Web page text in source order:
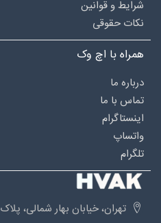
شرایط و قوانین
نکات حقوقی
همراه با اچ وک
درباره‌ ما
تماس با ما
اینستاگرام
واتساپ
تلگرام
تهران، خیابان بهار شمالی، پلاک 259